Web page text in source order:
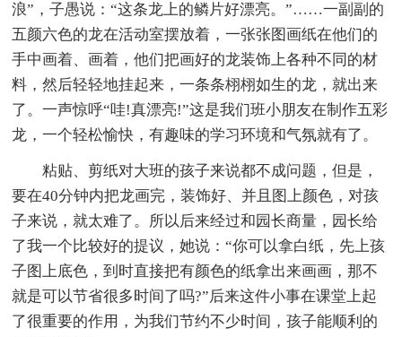
浪”，子愚说：“这条龙上的鳞片好漂亮。”……一副副的
五颜六色的龙在活动室摆放着，一张张图画纸在他们的
手中画着、画着，他们把画好的龙装饰上各种不同的材
料，然后轻轻地挂起来，一条条栩栩如生的龙，就出来
了。一声惊呼“哇!真漂亮!”这是我们班小朋友在制作五彩
龙，一个轻松愉快，有趣味的学习环境和气氛就有了。
粘贴、剪纸对大班的孩子来说都不成问题，但是，
要在40分钟内把龙画完，装饰好、并且图上颜色，对孩
子来说，就太难了。所以后来经过和园长商量，园长给
了我一个比较好的提议，她说：“你可以拿白纸，先上孩
子图上底色，到时直接把有颜色的纸拿出来画画，那不
就是可以节省很多时间了吗?”后来这件小事在课堂上起
了很重要的作用，为我们节约不少时间，孩子能顺利的